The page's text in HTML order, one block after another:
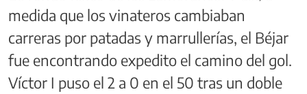
medida que los vinateros cambiaban
carreras por patadas y marrullerías, el Béjar
fue encontrando expedito el camino del gol.
Víctor I puso el 2 a 0 en el 50 tras un doble